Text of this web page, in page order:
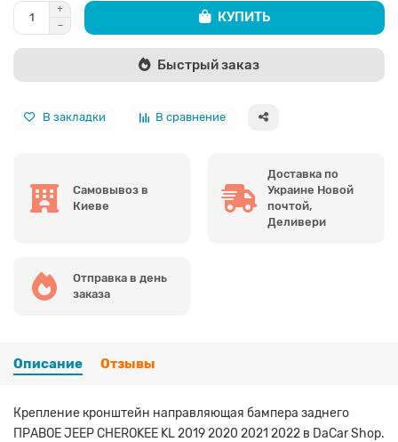
КУПИТЬ
Быстрый заказ
В закладки В сравнение
Самовывоз в
Киеве
Доставка по
Украине Новой
почтой,
Деливери
Отправка в день
заказа
Описание Отзывы
Крепление кронштейн направляющая бампера заднего
ПРАВОЕ JEEP CHEROKEE KL 2019 2020 2021 2022 в DaCar Shop.